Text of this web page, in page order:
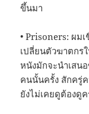
ขึ้นมา
• Prisoners: ผม
เปลี่ยนตัวฆาตกร
หนังมักจะนำเสน
คนนั้นครั้ง สักครู่
ยังไม่เคยดูต้องดู